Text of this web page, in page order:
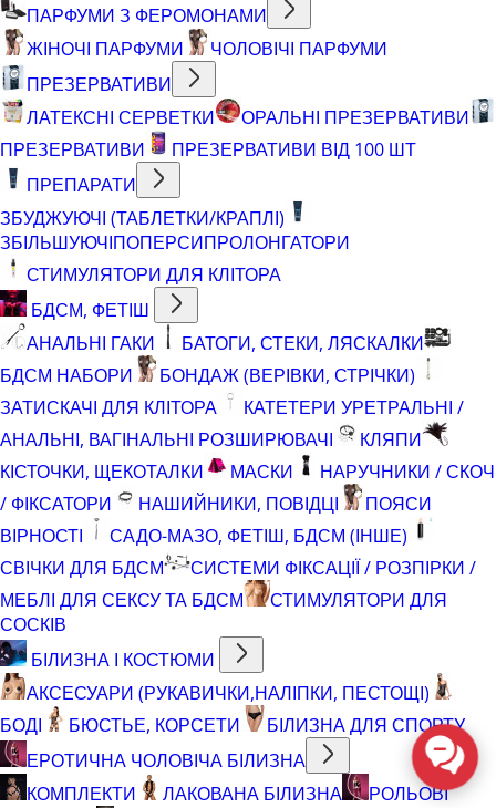
ПАРФУМИ З ФЕРОМОНАМИ
ЖІНОЧІ ПАРФУМИ
ЧОЛОВІЧІ ПАРФУМИ
ПРЕЗЕРВАТИВИ
ЛАТЕКСНІ СЕРВЕТКИ
ОРАЛЬНІ ПРЕЗЕРВАТИВИ
ПРЕЗЕРВАТИВИ
ПРЕЗЕРВАТИВИ ВІД 100 ШТ
ПРЕПАРАТИ
ЗБУДЖУЮЧІ (ТАБЛЕТКИ/КРАПЛІ)
ЗБІЛЬШУЮЧІПОПЕРСИПРОЛОНГАТОРИ
СТИМУЛЯТОРИ ДЛЯ КЛІТОРА
БДСМ, ФЕТІШ
АНАЛЬНІ ГАКИ
БАТОГИ, СТЕКИ, ЛЯСКАЛКИ
БДСМ НАБОРИ
БОНДАЖ (ВЕРІВКИ, СТРІЧКИ)
ЗАТИСКАЧІ ДЛЯ КЛІТОРА
КАТЕТЕРИ УРЕТРАЛЬНІ /
АНАЛЬНІ, ВАГІНАЛЬНІ РОЗШИРЮВАЧІ
КЛЯПИ
КІСТОЧКИ, ЩЕКОТАЛКИ
МАСКИ
НАРУЧНИКИ / СКОЧ
/ ФІКСАТОРИ
НАШИЙНИКИ, ПОВІДЦІ
ПОЯСИ
ВІРНОСТІ
САДО-МАЗО, ФЕТІШ, БДСМ (ІНШЕ)
СВІЧКИ ДЛЯ БДСМ
СИСТЕМИ ФІКСАЦІЇ / РОЗПІРКИ /
МЕБЛІ ДЛЯ СЕКСУ ТА БДСМ
СТИМУЛЯТОРИ ДЛЯ
СОСКІВ
БІЛИЗНА І КОСТЮМИ
АКСЕСУАРИ (РУКАВИЧКИ,НАЛІПКИ, ПЕСТОЩІ)
БОДІ
БЮСТЬЕ, КОРСЕТИ
БІЛИЗНА ДЛЯ СПОРТУ
ЕРОТИЧНА ЧОЛОВІЧА БІЛИЗНА
КОМПЛЕКТИ
ЛАКОВАНА БІЛИЗНА РОЛЬОВІ